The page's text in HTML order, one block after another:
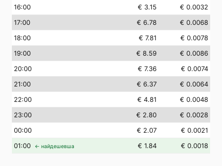
16:00 € 3.15
€ 0.0032
17:00 € 6.78
€ 0.0068
18:00 € 7.81
€ 0.0078
19:00 € 8.59
€ 0.0086
20:00 € 7.36
€ 0.0074
21:00 € 6.37
€ 0.0064
22:00 € 4.81
€ 0.0048
23:00 € 2.80
€ 0.0028
00:00 € 2.07
€ 0.0021
01:00 ← найдешевша € 1.84 € 0.0018